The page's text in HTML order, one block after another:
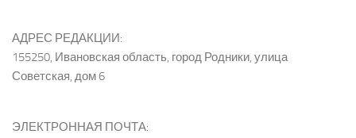
АДРЕС РЕДАКЦИИ:
155250, Ивановская область, город Родники, улица
Советская, дом 6
ЭЛЕКТРОННАЯ ПОЧТА: